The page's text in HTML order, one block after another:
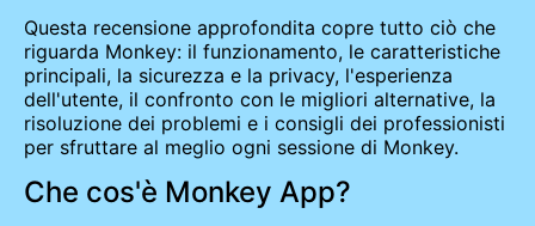
Questa recensione approfondita copre tutto ciò che
riguarda Monkey: il funzionamento, le caratteristiche
principali, la sicurezza e la privacy, l'esperienza
dell'utente, il confronto con le migliori alternative, la
risoluzione dei problemi e i consigli dei professionisti
per sfruttare al meglio ogni sessione di Monkey.
Che cos'è Monkey App?